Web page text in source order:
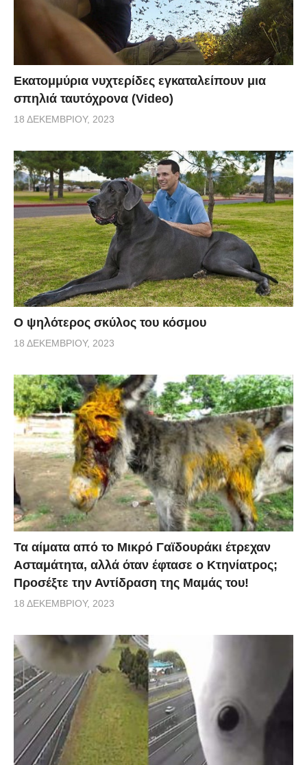
Εκατομμύρια νυχτερίδες εγκαταλείπουν μια
σπηλιά ταυτόχρονα (Video)
18 ΔΕΚΕΜΒΡΊΟΥ, 2023
Ο ψηλότερος σκύλος του κόσμου
18 ΔΕΚΕΜΒΡΊΟΥ, 2023
Τα αίματα από το Μικρό Γαϊδουράκι έτρεχαν
Ασταμάτητα, αλλά όταν έφτασε ο Κτηνίατρος;
Προσέξτε την Αντίδραση της Μαμάς του!
18 ΔΕΚΕΜΒΡΊΟΥ, 2023